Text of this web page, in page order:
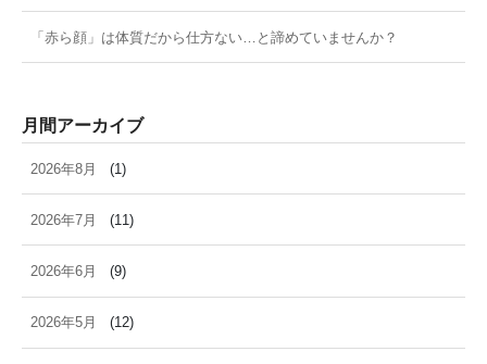
「赤ら顔」は体質だから仕方ない…と諦めていませんか？
月間アーカイブ
2026年8月 (1)
2026年7月 (11)
2026年6月 (9)
2026年5月 (12)